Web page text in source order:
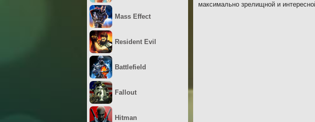
максимально зрелищной и
Mass Effect
Resident Evil
Battlefield
Fallout
Hitman